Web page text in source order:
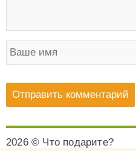
2026 © Что подарите?